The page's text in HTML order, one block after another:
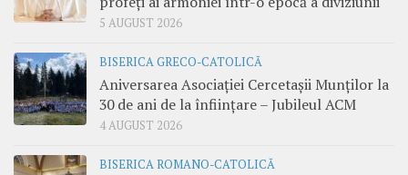
5 AUGUST 2026
BISERICA GRECO-CATOLICĂ
Aniversarea Asociației Cercetașii Munților la
30 de ani de la înființare – Jubileul ACM
4 AUGUST 2026
BISERICA ROMANO-CATOLICĂ